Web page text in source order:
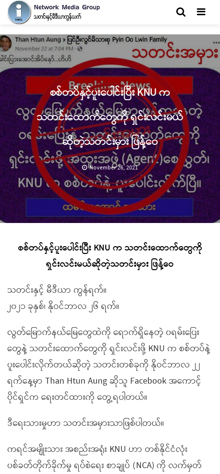
စစ်တပ်နှင့်ပူးပေါင်းပြီး KNU က
သတင်းထောက်တွေကို ရှင်းလင်းမယ်
ဆိုတဲ့သတင်းမှား ဖြန့်ဝေ
November 26, 2021
စစ်တပ်နှင့်ပူးပေါင်းပြီး KNU က သတင်းထောက်တွေကို
ရှင်းလင်းမယ်ဆိုတဲ့သတင်းမှား ဖြန့်ဝေ
သတင်းနှင့် မီဒီယာ ကွန်ရက်။
၂၀၂၁ ခုနှစ်၊ နိုဝင်ဘာလ ၂၆ ရက်။
လွတ်မြောက်နယ်မြေတွေထဲကို ရောက်ရှိနေတဲ့ ၀ရမ်းပြေး
တွေနဲ့ သတင်းထောက်တွေကို ရှင်းလင်းဖို့ KNU က စစ်တပ်နဲ့
ပူးပေါင်းလိုက်တယ်ဆိုတဲ့ သတင်းတစ်ခုကို နိုဝင်ဘာလ ၂၂
ရက်နေ့မှာ Than Htun Aung ဆိုသူ Facebook အကောင့်
ပိုင်ရှင်က ရေးတင်ထားကို တွေ့ရပါတယ်။
ဒီရေးသားမှုဟာ သတင်းအမှားသာဖြစ်ပါတယ်။
ကရင်အမျိုးသား အစည်းအရုံး KNU ဟာ တစ်နိုင်ငံလုံး
ပစ်ခတ်တိုက်ခိုက်မှု ရပ်စဲရေး စာချုပ် (NCA) ကို လက်မှတ်